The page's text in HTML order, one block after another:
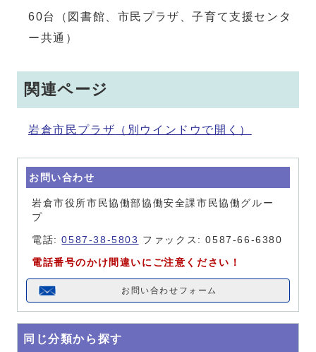
60台（図書館、市民プラザ、子育て支援センタ
ー共通）
関連ページ
岩倉市民プラザ （別ウインドウで開く）
お問い合わせ
岩倉市役所市民協働部協働安全課市民協働グルー
プ
電話:0587-38-5803 ファックス: 0587-66-6380
電話番号のかけ間違いにご注意ください！
お問い合わせフォーム
同じ分類から探す